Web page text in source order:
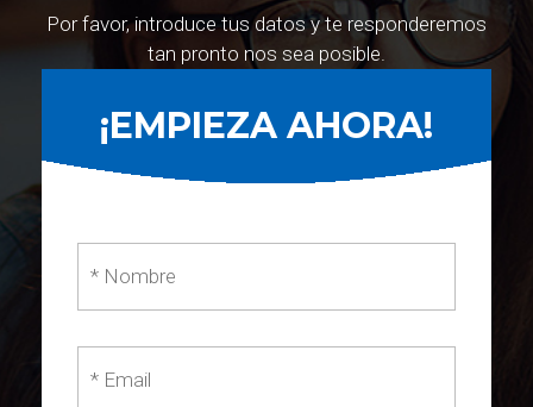
Por favor, introduce tus datos y te responderemos
tan pronto nos sea posible.
¡EMPIEZA AHORA!